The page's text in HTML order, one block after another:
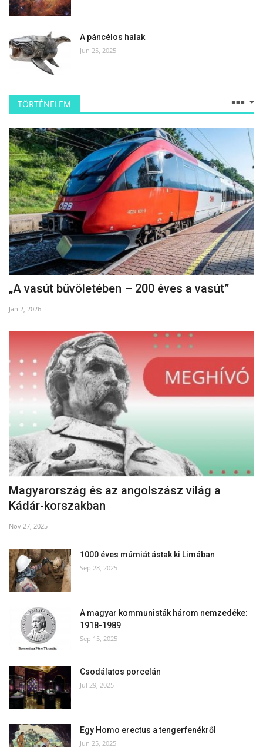
A páncélos halak
Jun 25, 2025
TÖRTÉNELEM
„A vasút bűvöletében – 200 éves a vasút”
Jan 2, 2026
Magyarország és az angolszász világ a
Kádár-korszakban
Nov 27, 2025
1000 éves múmiát ástak ki Limában
Sep 28, 2025
A magyar kommunisták három nemzedéke:
1918-1989
Sep 15, 2025
Csodálatos porcelán
Jul 29, 2025
Egy Homo erectus a tengerfenékről
Jun 25, 2025